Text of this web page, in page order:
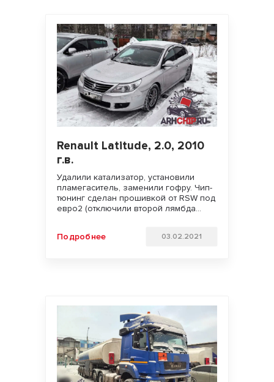
Renault Latitude, 2.0, 2010
г.в.
Удалили катализатор, установили
пламегаситель, заменили гофру. Чип-
тюнинг сделан прошивкой от RSW под
евро2 (отключили второй лямбда
Улучшили динамику разгона и
Подробнее 03.02.2021